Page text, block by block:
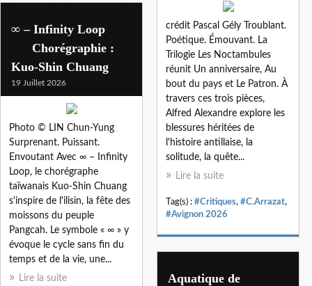
crédit Pascal Gély Troublant.
Poétique. Émouvant. La
Trilogie Les Noctambules
réunit Un anniversaire, Au
bout du pays et Le Patron. À
travers ces trois pièces,
Alfred Alexandre explore les
blessures héritées de
l'histoire antillaise, la
solitude, la quête...
Lire la suite
Tag(s) : #Critiques, #C.Arrazat,
#Avignon 2026
∞ ‒ Infinity Loop
Chorégraphie :
Kuo-Shin Chuang
19 Juillet 2026
Photo © LIN Chun-Yung
Surprenant. Puissant.
Envoutant Avec ∞ – Infinity
Loop, le chorégraphe
taïwanais Kuo-Shin Chuang
s'inspire de l'ilisin, la fête des
moissons du peuple
Pangcah. Le symbole « ∞ » y
évoque le cycle sans fin du
temps et de la vie, une...
Lire la suite
Aquatique de